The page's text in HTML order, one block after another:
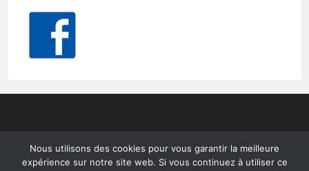
Nous utilisons des cookies pour vous garantir la meilleure
expérience sur notre site web. Si vous continuez à utiliser ce